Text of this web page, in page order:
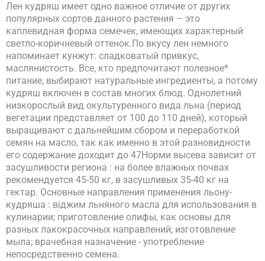
Лен кудряш имеет одно важное отличие от других
популярных сортов данного растения – это
каплевидная форма семечек, имеющих характерный
светло-коричневый оттенок.По вкусу лен немного
напоминает кунжут: сладковатый привкус,
маслянистость. Все, кто предпочитают полезное*
питание, выбирают натуральные ингредиенты, а потому
кудряш включен в состав многих блюд. Однолетний
низкорослый вид окультуренного вида льна (период
вегетации представляет от 100 до 110 дней), который
выращивают с дальнейшим сбором и переработкой
семян на масло, так как именно в этой разновидности
его содержание доходит до 47Норми высева зависит от
засушливости региона : на более влажных почвах
рекомендуется 45-50 кг, в засушливых 35-40 кг на
гектар. Основные направления применения льону-
кудряша : віджим льняного масла для использования в
кулинарии; приготовление олифы, как основы для
разных лакокрасочных направлений; изготовление
мыла; врачебная назначение - употребление
непосредственно семена.